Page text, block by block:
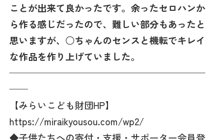
ことが出来て良かったです。余ったセロハンか
ら作る感じだったので、難しい部分もあったと
思いますが、○ちゃんのセンスと機転でキレイ
な作品を作り上げていました。
—————————————————————
——
【みらいこども財団HP】
https://miraikyousou.com/wp2/